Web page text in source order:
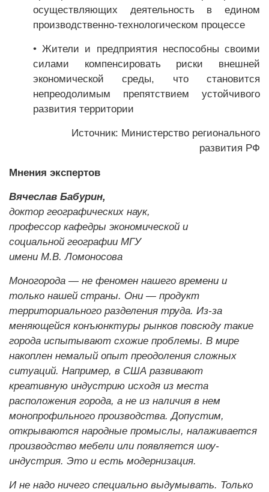
осуществляющих деятельность в едином
производственно-технологическом процессе
• Жители и предприятия неспособны своими
силами компенсировать риски внешней
экономической среды, что становится
непреодолимым препятствием устойчивого
развития территории
Источник: Министерство регионального
развития РФ
Мнения экспертов
Вячеслав Бабурин,
доктор географических наук,
профессор кафедры экономической и
социальной географии МГУ
имени М.В. Ломоносова
Моногорода — не феномен нашего времени и
только нашей страны. Они — продукт
территориального разделения труда. Из-за
меняющейся конъюнктуры рынков повсюду такие
города испытывают схожие проблемы. В мире
накоплен немалый опыт преодоления сложных
ситуаций. Например, в США развивают
креативную индустрию исходя из места
расположения города, а не из наличия в нем
монопрофильного производства. Допустим,
открываются народные промыслы, налаживается
производство мебели или появляется шоу-
индустрия. Это и есть модернизация.
И не надо ничего специально выдумывать. Только